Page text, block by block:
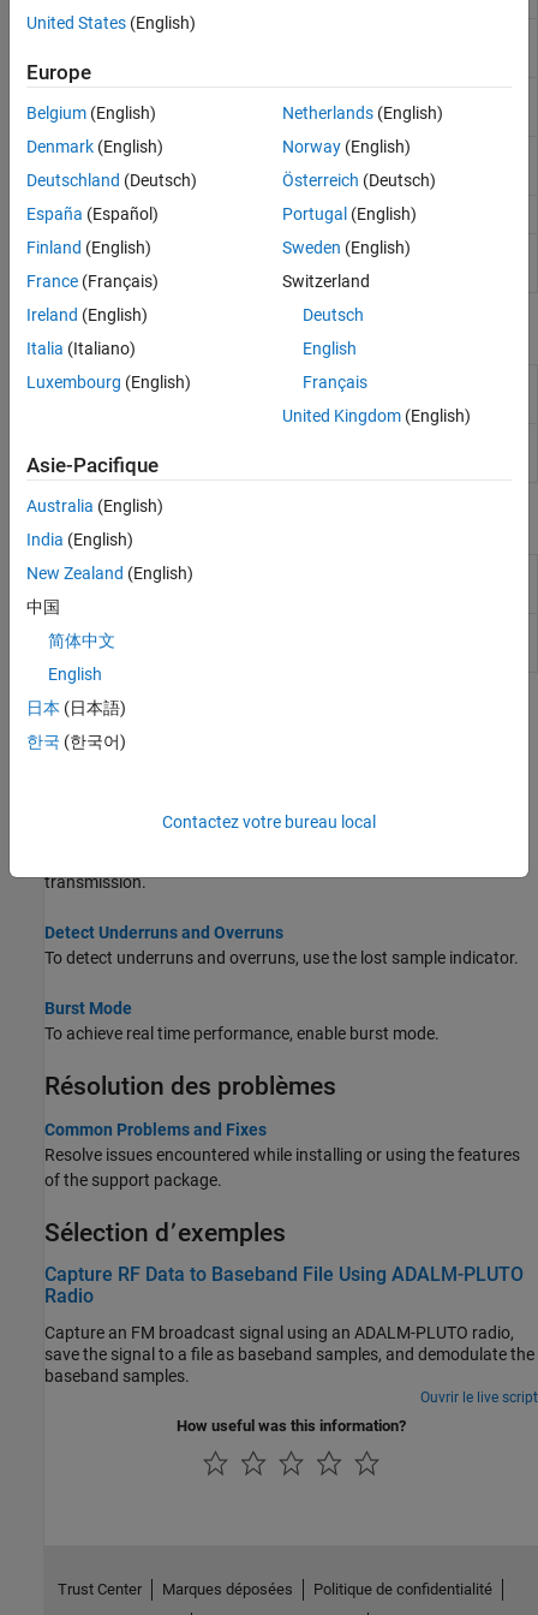
Modulation numérique
Résolution des problèmes dans
for Analog Devices ADALM-Pluto Radio
designCustomFilter Design custom filter for
DevicesAD936x RF chip
info Obtain radio information
transmitRepeat
Download waveform to radio and
repeatedly transmit it over the air
Blocs
Pluto
Receive data fromAnalog Devices
Transmitter
Objets
comm.SDRRxPluto
comm.SDRTxPluto
Rubriques
Channel I/O
Repeated Waveform Transmitter
transmission.
Detect Underruns and Overruns
To detect underruns and overruns, use the lost sample indicator.
Burst Mode
To achieve real time performance, enable burst mode.
Résolution des problèmes
Common Problems and Fixes
Resolve issues encountered while installing or using the features
of the support package.
Sélection d՚exemples
Capture RF Data to Baseband File Using ADALM-PLUTO
Radio
Capture an FM broadcast signal using an ADALM-PLUTO radio,
save the signal to a file as baseband samples, and demodulate the
baseband samples.
Ouvrir le live script
How useful was this information?
United States (English)
Europe
Belgium (English)
Denmark (English)
Deutschland (Deutsch)
España (Español)
Finland (English)
France (Français)
Ireland (English)
Italia (Italiano)
Luxembourg (English)
Netherlands(English)
Norway(English)
Österreich (Deutsch)
Portugal (English)
Sweden (English)
Switzerland
Deutsch
English
Français
United Kingdom(English)
Asie-Pacifique
Australia (English)
India (English)
New Zealand (English)
中国
简体中文
English
日本 (日本語)
한국 (한국어)
Contactez votre bureau local
Trust Center Marques déposées
Politique de confidentialité